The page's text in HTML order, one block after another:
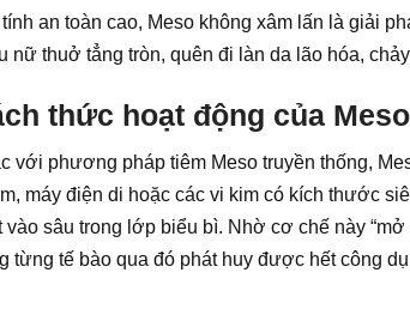
an toàn cao, Meso không xâm lấn là giải
nữ thuở tẳng tròn, quên đi làn da lão hóa,
thức hoạt động của
với phương pháp tiêm Meso truyền thống,
máy điện di hoặc các vi kim có kích thước
vào sâu trong lớp biểu bì. Nhờ cơ chế này
từng tế bào qua đó phát huy được hết công